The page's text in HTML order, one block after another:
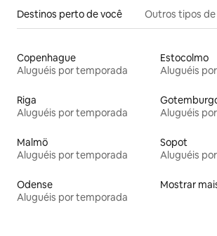
Destinos perto de você Outros tipos
Copenhague
Aluguéis por temporada
Estocolmo
Aluguéis
Riga
Aluguéis por temporada
Aluguéis
Malmö
Aluguéis por temporada
Sopot
Aluguéis
Odense
Aluguéis por temporada
Mostrar